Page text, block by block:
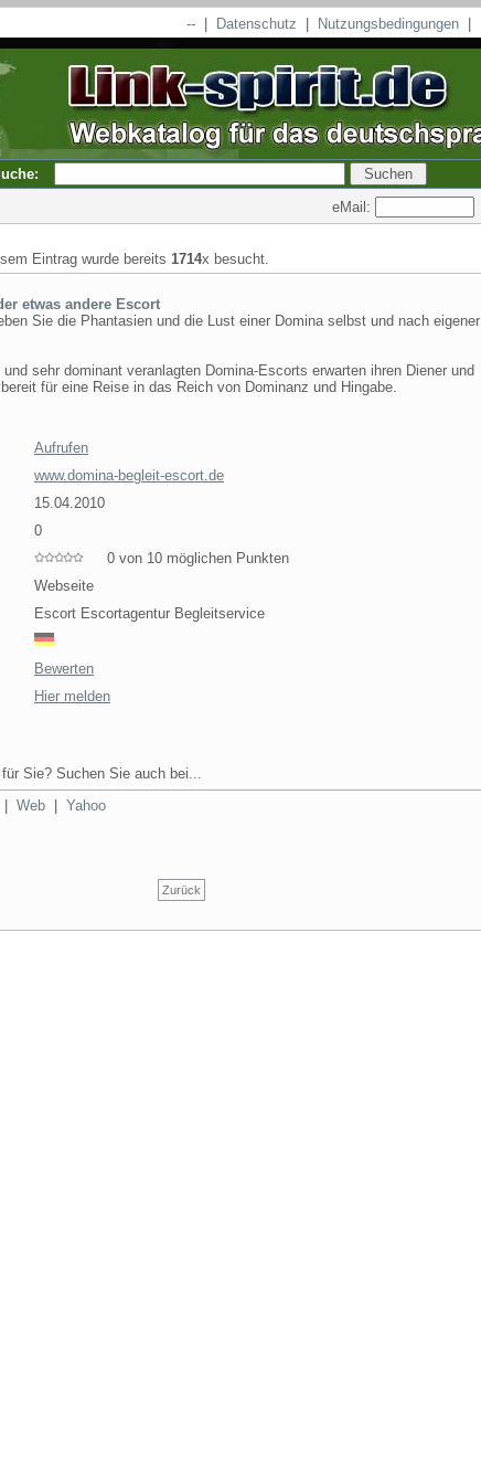
-- Datenschutz Nutzungsbedingungen
eMail:
Eintrag wurde bereits 1714x besucht.
etwas andere Escort
Sie die Phantasien und die Lust einer Domina selbst und nach eigener
sehr dominant veranlagten Domina-Escorts erwarten ihren Diener und
für eine Reise in das Reich von Dominanz und Hingabe.
Aufrufen
www.domina-begleit-escort.de
15.04.2010
0
0 von 10 möglichen Punkten
Webseite
Escort Escortagentur Begleitservice
Bewerten
Hier melden
Sie? Suchen Sie auch bei...
Web Yahoo
Zurück